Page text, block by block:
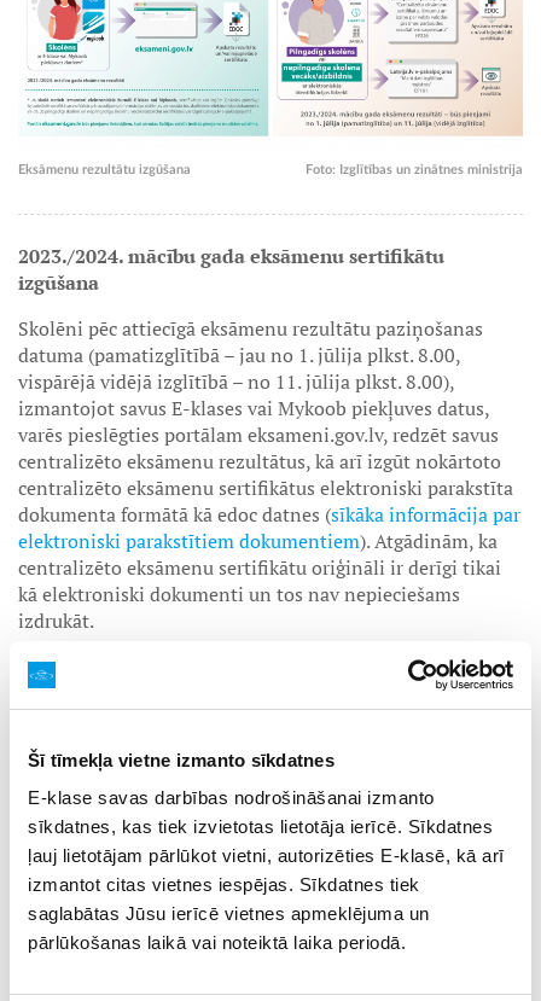
Šī tīmekļa vietne izmanto sīkdatnes
E-klase savas darbības nodrošināšanai izmanto
sīkdatnes, kas tiek izvietotas lietotāja ierīcē. Sīkdatnes
ļauj lietotājam pārlūkot vietni, autorizēties E-klasē, kā arī
izmantot citas vietnes iespējas. Sīkdatnes tiek
saglabātas Jūsu ierīcē vietnes apmeklējuma un
pārlūkošanas laikā vai noteiktā laika periodā.
Eksāmenu rezultātu izgūšana Foto: Izglītības un zinātnes ministrija
2023./2024. mācību gada eksāmenu sertifikātu
izgūšana
Skolēni pēc attiecīgā eksāmenu rezultātu paziņošanas
datuma (pamatizglītībā – jau no 1. jūlija plkst. 8.00,
vispārējā vidējā izglītībā – no 11. jūlija plkst. 8.00),
izmantojot savus E-klases vai Mykoob piekļuves datus,
varēs pieslēgties portālam eksameni.gov.lv, redzēt savus
centralizēto eksāmenu rezultātus, kā arī izgūt nokārtoto
centralizēto eksāmenu sertifikātus elektroniski parakstīta
dokumenta formātā kā edoc datnes (sīkāka informācija par
elektroniski parakstītiem dokumentiem). Atgādinām, ka
centralizēto eksāmenu sertifikātu oriģināli ir derīgi tikai
kā elektroniski dokumenti un tos nav nepieciešams
izdrukāt.
Vienlaikus tiek paredzēti arī citi varianti, kā izgūt skolēnu
centralizēto eksāmenu sertifikātus. Tie palīdzēs arī
būs apgrūtināta. Nepilngadīgu skolēnu vecāki un
pilngadīgi skolēni gan šī, gan iepriekšējā mācību gada
centralizēto eksāmenu sertifikātus varēs izgūt
Latvija.gov.lv e-pakalpojumā Nr.EP226 “Centralizēto
eksāmenu sertifikātu, lēmumu un izziņu par valsts valodas
prasmes pārbaudes rezultātiem saņemšana ”, kā arī
apskatīt nokārtoto eksāmenu rezultātus Latvija.lv e-
pakalpojumā Nr.EP181 “
Mani dati izglītības reģistros